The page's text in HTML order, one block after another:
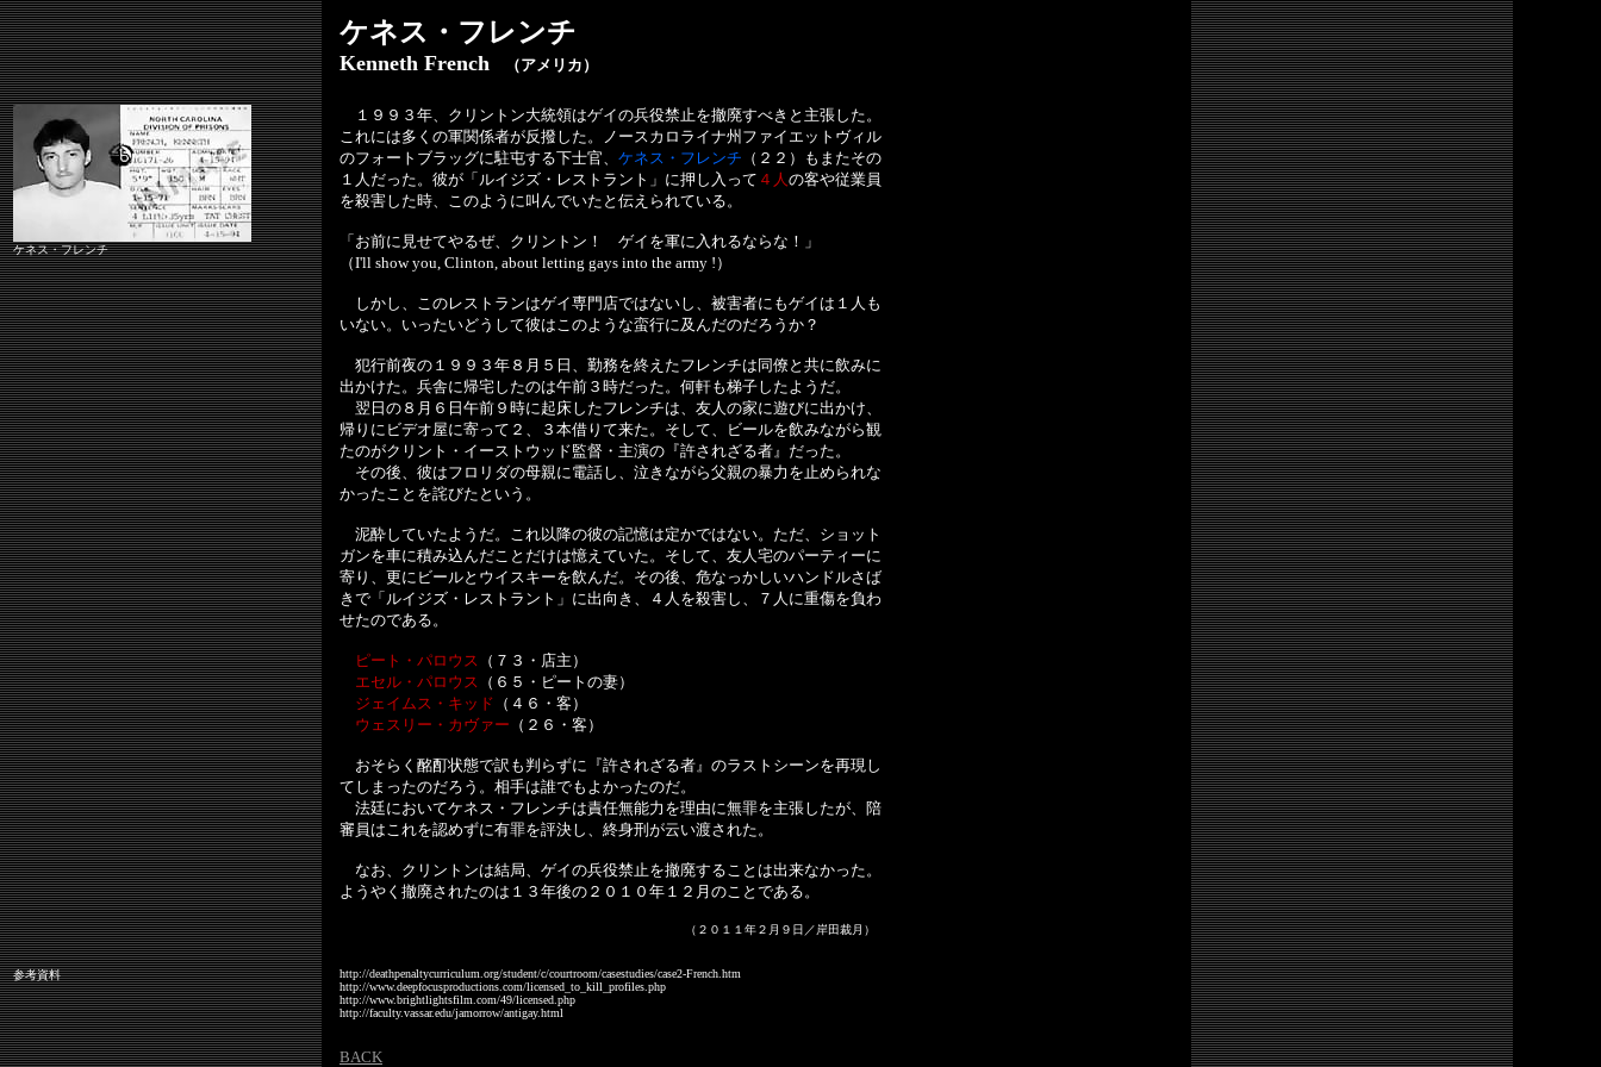
ケネス・フレンチ
Kenneth French （アメリカ）
ケネス・フレンチ
１９９３年、クリントン大統領はゲイの兵役禁止を撤廃すべきと主張した。
これには多くの軍関係者が反撥した。ノースカロライナ州ファイエットヴィル
のフォートブラッグに駐屯する下士官、 ケネス・フレンチ （２２）もまたその
１人だった。彼が「ルイジズ・レストラント」に押し入って ４人の客や従業員
を殺害した時、このように叫んでいたと伝えられている。
「お前に見せてやるぜ、クリントン！ ゲイを軍に入れるならな！」
（I'll show you, Clinton, about letting gays into the army !）
しかし、このレストランはゲイ専門店ではないし、被害者にもゲイは１人も
いない。いったいどうして彼はこのような蛮行に及んだのだろうか？
犯行前夜の１９９３年８月５日、勤務を終えたフレンチは同僚と共に飲みに
出かけた。兵舎に帰宅したのは午前３時だった。何軒も梯子したようだ。
翌日の８月６日午前９時に起床したフレンチは、友人の家に遊びに出かけ、
帰りにビデオ屋に寄って２、３本借りて来た。そして、ビールを飲みながら観
たのがクリント・イーストウッド監督・主演の『許されざる者』だった。
その後、彼はフロリダの母親に電話し、泣きながら父親の暴力を止められな
かったことを詫びたという。
泥酔していたようだ。これ以降の彼の記憶は定かではない。ただ、ショット
ガンを車に積み込んだことだけは憶えていた。そして、友人宅のパーティーに
寄り、更にビールとウイスキーを飲んだ。その後、危なっかしいハンドルさば
きで「ルイジズ・レストラント」に出向き、４人を殺害し、７人に重傷を負わ
せたのである。
ピート・パロウス （７３・店主）
エセル・パロウス （６５・ピートの妻）
ジェイムス・キッド （４６・客）
ウェスリー・カヴァー （２６・客）
おそらく酩酊状態で訳も判らずに『許されざる者』のラストシーンを再現し
てしまったのだろう。相手は誰でもよかったのだ。
法廷においてケネス・フレンチは責任無能力を理由に無罪を主張したが、陪
審員はこれを認めずに有罪を評決し、終身刑が云い渡された。
なお、クリントンは結局、ゲイの兵役禁止を撤廃することは出来なかった。
ようやく撤廃されたのは１３年後の２０１０年１２月のことである。
（２０１１年２月９日／岸田裁月）
参考資料
http://deathpenaltycurriculum.org/student/c/courtroom/casestudies/case2-French.htm
http://www.deepfocusproductions.com/licensed_to_kill_profiles.php
http://www.brightlightsfilm.com/49/licensed.php
http://faculty.vassar.edu/jamorrow/antigay.html
BACK